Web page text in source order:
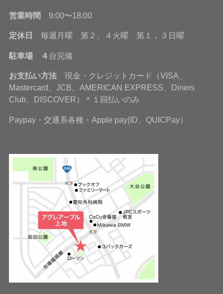
営業時間 9:00〜18:00
定休日 毎週月曜 第２、４火曜 第１，３日曜
駐車場 ４ 台完備
お支払い方法現金・クレジットカード（VISA、
Mastercard、JCB、AMERICAN EXPRESS、Diners
Club、DISCOVER）＊１回払いのみ
Paypay・交通系各種・Apple pay(ID、QUICPay）